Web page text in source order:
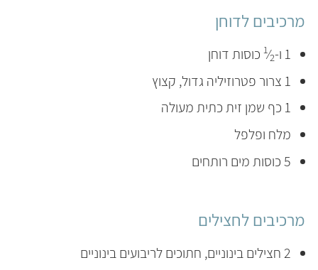
מרכיבים לדוחן
1 ו- 1⁄2 כוסות דוחן
1 צרור פטרוזיליה גדול, קצוץ
1 כף שמן זית כתית מעולה
מלח ופלפל
5 כוסות מים רותחים
מרכיבים לחצילים
2 חצילים בינוניים, חתוכים לריבועים בינוניים